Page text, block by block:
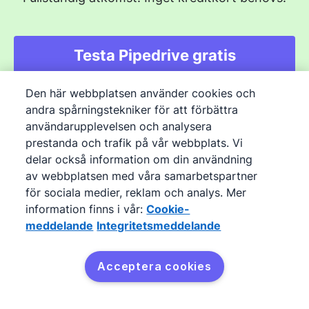
av arbetsflöde och marknadsföring, projektledning,
prospektkvalificering, prospektgenerering och e-
Testa Pipedrive gratis
Prova gratis
Funktioner
Pipedrives AI
Priser
Integrationer
Den här webbplatsen använder cookies och
andra spårningstekniker för att förbättra
användarupplevelsen och analysera
prestanda och trafik på vår webbplats. Vi
delar också information om din användning
av webbplatsen med våra samarbetspartner
för sociala medier, reklam och analys. Mer
information finns i vår: Cookie-
meddelande Integritetsmeddelande
Acceptera cookies